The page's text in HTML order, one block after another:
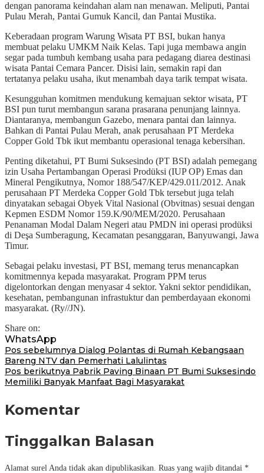
dengan panorama keindahan alam nan menawan. Meliputi, Pantai
Pulau Merah, Pantai Gumuk Kancil, dan Pantai Mustika.
Keberadaan program Warung Wisata PT BSI, bukan hanya
membuat pelaku UMKM Naik Kelas. Tapi juga membawa angin
segar pada tumbuh kembang usaha para pedagang diarea destinasi
wisata Pantai Cemara Pancer. Disisi lain, semakin rapi dan
tertatanya pelaku usaha, ikut menambah daya tarik tempat wisata.
Kesungguhan komitmen mendukung kemajuan sektor wisata, PT
BSI pun turut membangun sarana prasarana penunjang lainnya.
Diantaranya, membangun Gazebo, menara pantai dan lainnya.
Bahkan di Pantai Pulau Merah, anak perusahaan PT Merdeka
Copper Gold Tbk ikut membantu operasional tenaga kebersihan.
Penting diketahui, PT Bumi Suksesindo (PT BSI) adalah pemegang
izin Usaha Pertambangan Operasi Prodüksi (IUP OP) Emas dan
Mineral Pengikutnya, Nomor 188/547/KEP/429.011/2012. Anak
perusahaan PT Merdeka Copper Gold Tbk tersebut juga telah
dinyatakan sebagai Obyek Vital Nasional (Obvitnas) sesuai dengan
Kepmen ESDM Nomor 159.K/90/MEM/2020. Perusahaan
Penanaman Modal Dalam Negeri atau PMDN ini operasi prodüksi
di Deşa Sumberagung, Kecamatan pesanggaran, Banyuwangi, Jawa
Timur.
Sebagai pelaku investasi, PT BSI, memang terus menancapkan
komitmennya kepada masyarakat. Program PPM terus
digelontorkan dengan menyasar 4 sektor. Yakni sektor pendidikan,
kesehatan, pembangunan infrastuktur dan pemberdayaan ekonomi
masyarakat. (Ry//JN).
Share on:
WhatsApp
Navigasi
pos
Pos sebelumnya Dialog Polantas di Rumah Kebangsaan
Bareng NTV dan Pemerhati Lalulintas
Pos berikutnya Pabrik Paving Binaan PT Bumi Suksesindo
Memiliki Banyak Manfaat Bagi Masyarakat
Komentar
Tinggalkan Balasan
Alamat surel Anda tidak akan dipublikasikan. Ruas yang wajib ditandai *